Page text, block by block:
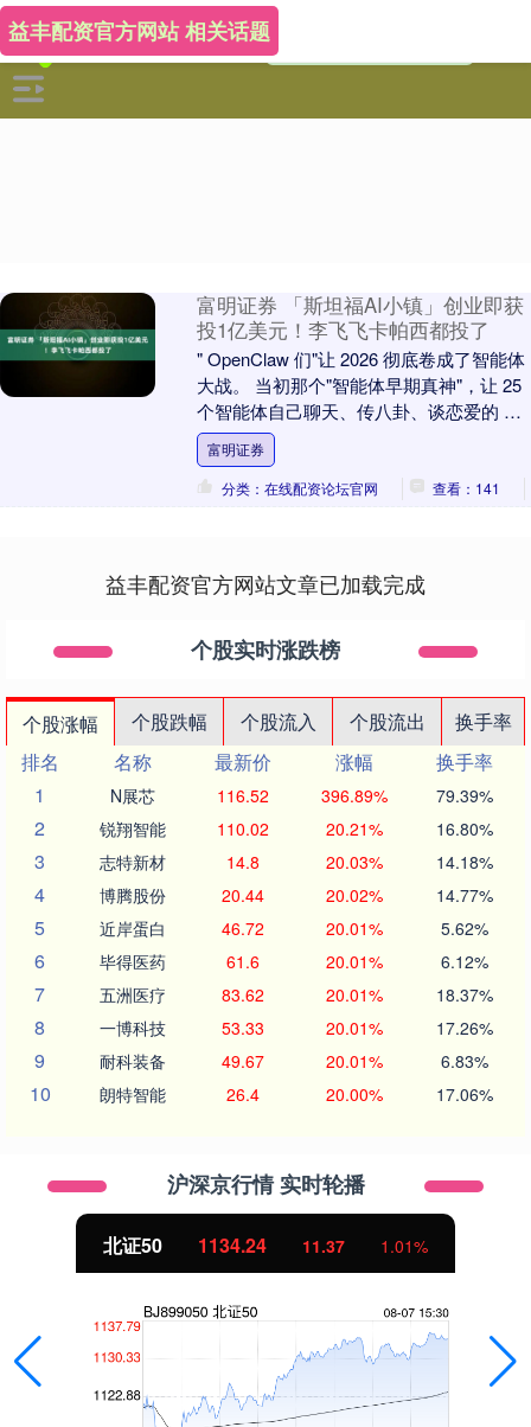
益丰配资官方网站 相关话题
富明证券 「斯坦福AI小镇」创业即获
投1亿美元！李飞飞卡帕西都投了
" OpenClaw 们"让 2026 彻底卷成了智能体
大战。 当初那个"智能体早期真神"，让 25
个智能体自己聊天、传八卦、谈恋爱的 AI
小镇 Small....
富明证券
分类：在线配资论坛官网
查看：141
益丰配资官方网站文章已加载完成
个股实时涨跌榜
个股涨幅 个股跌幅 个股流入 个股流出
换手率
排名
名称 最新价 涨幅
换手率
1
N展芯 116.52 396.89% 79.39%
2 锐翔智能 110.02 20.21% 16.80%
3 志特新材 14.8 20.03% 14.18%
4 博腾股份 20.44 20.02% 14.77%
5 近岸蛋白 46.72 20.01% 5.62%
6 毕得医药 61.6 20.01% 6.12%
7 五洲医疗 83.62 20.01% 18.37%
8 一博科技 53.33 20.01% 17.26%
9 耐科装备 49.67 20.01% 6.83%
10 朗特智能 26.4 20.00% 17.06%
沪深京行情 实时轮播
北证50 1134.24 11.37 1.01%